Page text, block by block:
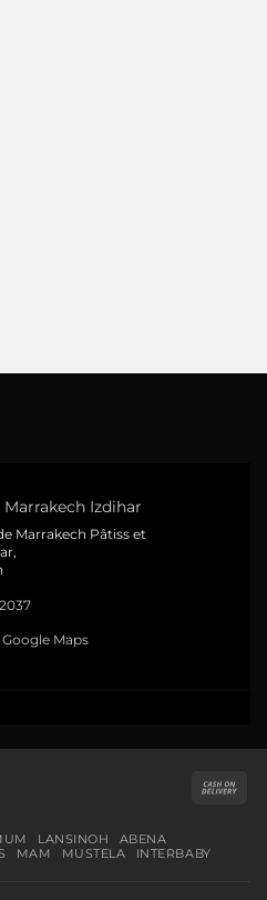
Izdihar
Marrakech Pâtiss et
Maps
LANSINOH
ABENA
MAM MUSTELA
INTERBABY